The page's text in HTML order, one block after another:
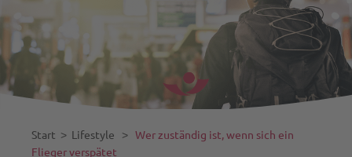
Start ˃ Lifestyle ˃ Wer zuständig ist, wenn sich ein
Flieger verspätet